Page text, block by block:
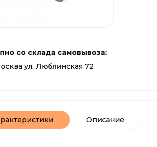
со склада самовывоза:
ул. Люблинская 72
Описание